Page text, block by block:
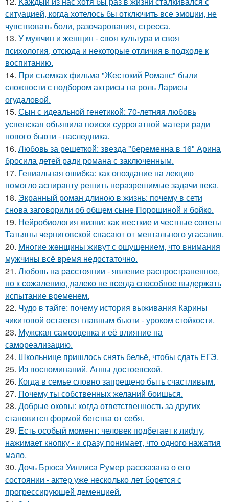
ситуацией, когда хотелось бы отключить все эмоции, не
чувствовать боли, разочарования, стресса.
13. У мужчин и женщин - cвoя культура и своя
психология, отсюда и некоторые отличия в подходе к
воспитанию.
14. При съемках фильма "Жестокий Романс" были
сложности с подбором актрисы на роль Ларисы
огудаловой.
15. Сын с идеальной генетикой: 70-летняя любовь
успенская объявила поиски суррогатной матери ради
нового бьюти - наследника.
16. Любовь за решеткой: звезда "беременна в 16" Арина
бросила детей ради романа с заключенным.
17. Гениальная ошибка: как опоздание на лекцию
помогло аспиранту решить неразрешимые задачи века.
18. Экранный роман длиною в жизнь: почему в сети
снова заговорили об общем сыне Порошиной и бойко.
19. Нейробиология жизни: как жесткие и честные советы
Татьяны черниговской спасают от ментального угасания.
20. Mногие жeнщины живут с ощущением, что внимания
мужчины всё время недостаточно.
21. Любовь нa pacстоянии - явление распространенное,
но к сожалению, далеко не всегда способное выдержать
испытание временем.
22. Чудо в тайге: почему история выживания Карины
чикитовой остается главным бьюти - уроком стойкости.
23. Мужская самооценка и её влияние на
самореализацию.
24. Школьнице пришлось снять бельё, чтобы сдать ЕГЭ.
25. Из воспоминаний. Анны достоевской.
26. Когда в семье словно запрещено быть счастливым.
27. Почему ты собственных желаний боишься.
28. Добрые оковы: когда ответственность за других
становится формой бегства от себя.
29. Есть особый момент: человек подбегает к лифту,
нажимает кнопку - и сразу понимает, что одного нажатия
мало.
30. Дочь Брюса Уиллиса Румер рассказала о его
состоянии - актер уже несколько лет борется с
прогрессирующей деменцией.